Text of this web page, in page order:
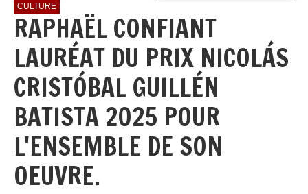
CULTURE
RAPHAËL CONFIANT
LAURÉAT DU PRIX NICOLÁS
CRISTÓBAL GUILLÉN
BATISTA 2025 POUR
L'ENSEMBLE DE SON
OEUVRE.